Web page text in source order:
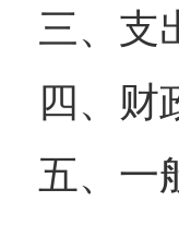
三、支
四、财
五、一